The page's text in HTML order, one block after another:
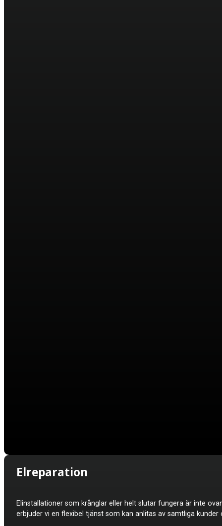
Elreparation
Elinstallationer som krånglar eller helt slutar fungera är inte
erbjuder vi en flexibel tjänst som kan anlitas av samtliga